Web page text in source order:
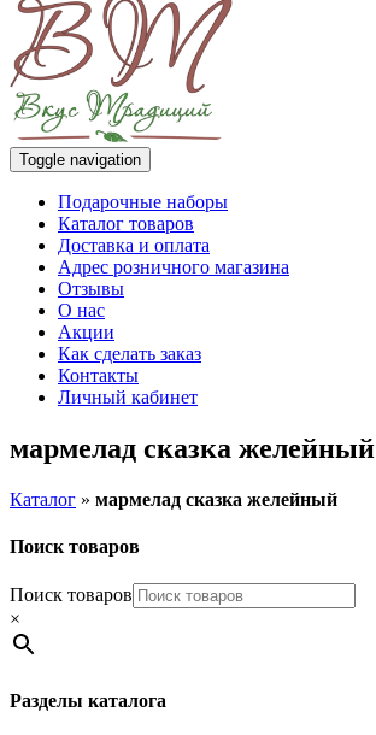
Toggle navigation
Подарочные наборы
Каталог товаров
Доставка и оплата
Адрес розничного магазина
Отзывы
О нас
Акции
Как сделать заказ
Контакты
Личный кабинет
мармелад сказка желейный
Каталог » мармелад сказка желейный
Поиск товаров
Поиск товаров
×
Разделы каталога